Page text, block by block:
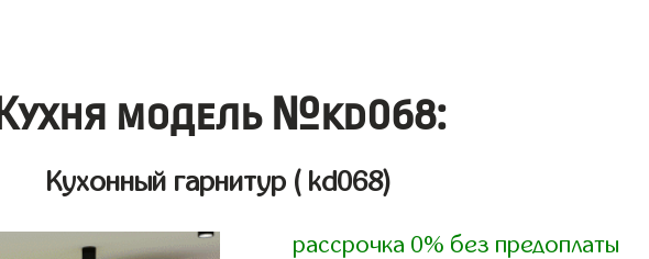
Кухня модель №kd068:
Кухонный гарнитур ( kd068)
рассрочка 0% без предоплаты